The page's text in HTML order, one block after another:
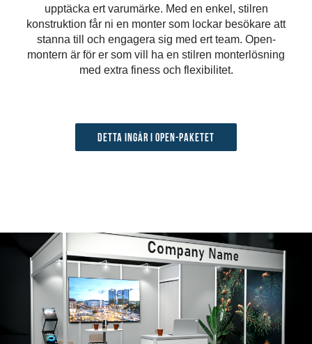
upptäcka ert varumärke. Med en enkel, stilren
konstruktion får ni en monter som lockar besökare att
stanna till och engagera sig med ert team. Open-
montern är för er som vill ha en stilren monterlösning
med extra finess och flexibilitet.
Detta ingår i Open-paketet